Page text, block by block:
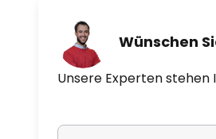
Wünschen
Unsere Experten stehen